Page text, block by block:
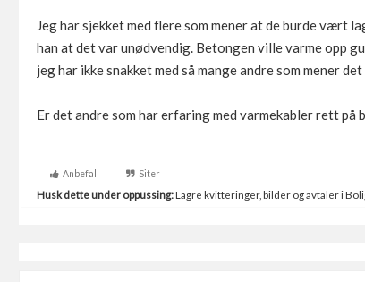
Jeg har sjekket med flere som mener at de burde vært
han at det var unødvendig. Betongen ville varme opp
jeg har ikke snakket med så mange andre som mener det
Er det andre som har erfaring med varmekabler rett
Anbefal Siter
Husk dette under oppussing:Lagre kvitteringer, bilder og avtaler i